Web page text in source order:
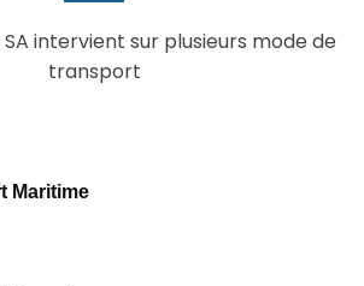
SA intervient sur plusieurs mode de
transport
Maritime